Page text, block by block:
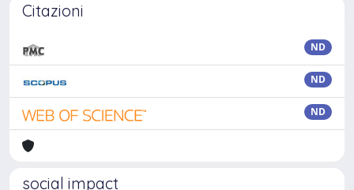
Citazioni
ND
ND
ND
social impact